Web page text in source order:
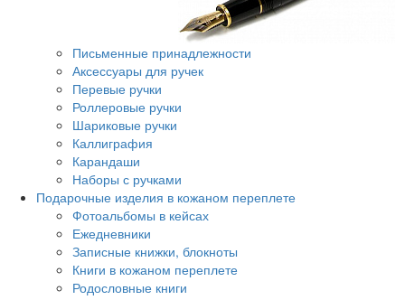
Письменные принадлежности
Аксессуары для ручек
Перевые ручки
Роллеровые ручки
Шариковые ручки
Каллиграфия
Карандаши
Наборы с ручками
Подарочные изделия в кожаном переплете
Фотоальбомы в кейсах
Ежедневники
Записные книжки, блокноты
Книги в кожаном переплете
Родословные книги